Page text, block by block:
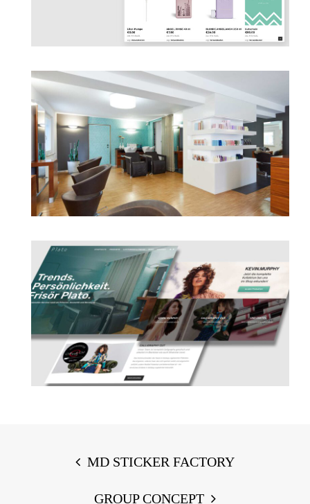
navigation MD STICKER FACTORY
GROUP CONCEPT